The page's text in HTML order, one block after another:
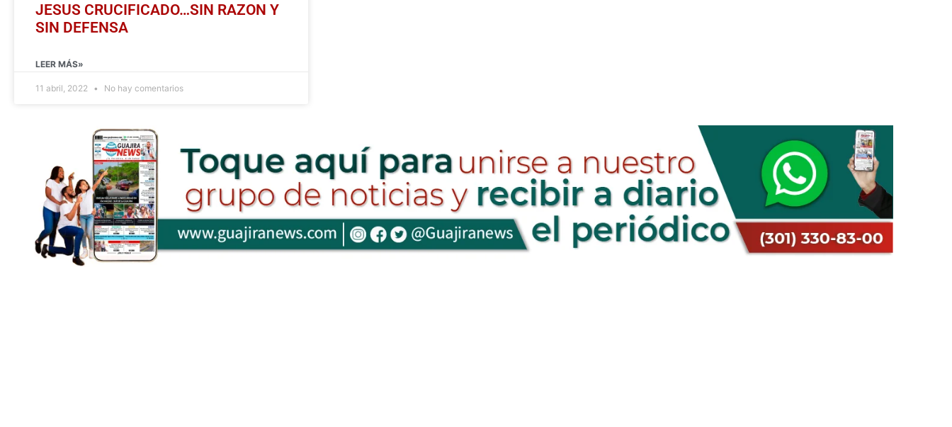
JESUS CRUCIFICADO…SIN RAZON Y
SIN DEFENSA
LEER MÁS»
11 abril, 2022 No hay comentarios